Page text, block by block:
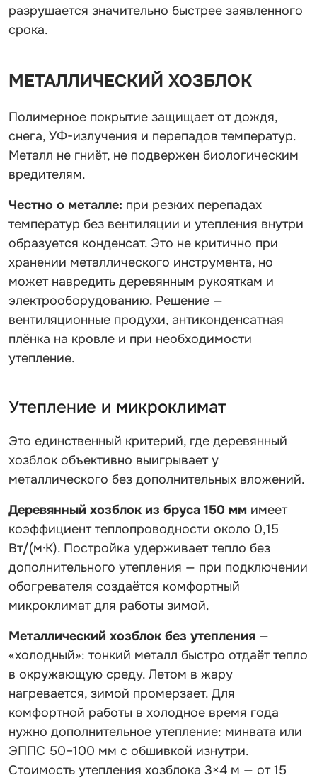
разрушается значительно быстрее заявленного
срока.
МЕТАЛЛИЧЕСКИЙ ХОЗБЛОК
Полимерное покрытие защищает от дождя,
снега, УФ-излучения и перепадов температур.
Металл не гниёт, не подвержен биологическим
вредителям.
Честно о металле: при резких перепадах
температур без вентиляции и утепления внутри
образуется конденсат. Это не критично при
хранении металлического инструмента, но
может навредить деревянным рукояткам и
электрооборудованию. Решение —
вентиляционные продухи, антиконденсатная
плёнка на кровле и при необходимости
утепление.
Утепление и микроклимат
Это единственный критерий, где деревянный
хозблок объективно выигрывает у
металлического без дополнительных вложений.
Деревянный хозблок из бруса 150 мм имеет
коэффициент теплопроводности около 0,15
Вт/(м·K). Постройка удерживает тепло без
дополнительного утепления — при подключении
обогревателя создаётся комфортный
микроклимат для работы зимой.
Металлический хозблок без утепления —
«холодный»: тонкий металл быстро отдаёт тепло
в окружающую среду. Летом в жару
нагревается, зимой промерзает. Для
комфортной работы в холодное время года
нужно дополнительное утепление: минвата или
ЭППС 50–100 мм с обшивкой изнутри.
Стоимость утепления хозблока 3×4 м — от 15